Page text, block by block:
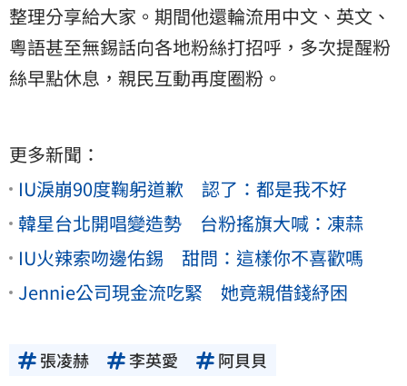
整理分享給大家。期間他還輪流用中文、英文、
粵語甚至無錫話向各地粉絲打招呼，多次提醒粉
絲早點休息，親民互動再度圈粉。
更多新聞：
IU淚崩90度鞠躬道歉 認了：都是我不好
韓星台北開唱變造勢 台粉搖旗大喊：凍蒜
IU火辣索吻邊佑錫 甜問：這樣你不喜歡嗎
Jennie公司現金流吃緊 她竟親借錢紓困
張凌赫 李英愛 阿貝貝